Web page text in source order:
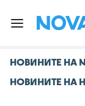
НОВИНИТЕ НА
НОВИНИТЕ НА